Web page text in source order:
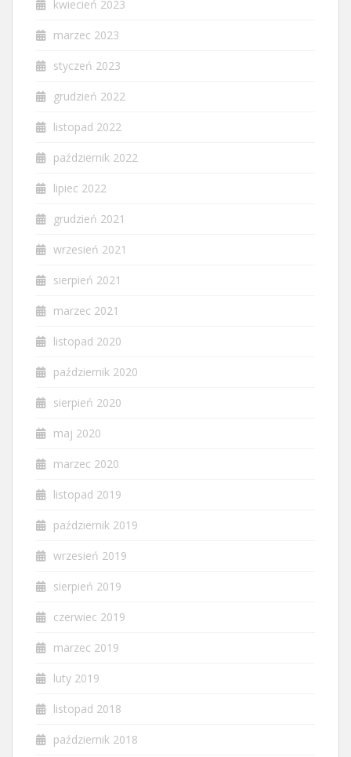
kwiecień 2023
marzec 2023
styczeń 2023
grudzień 2022
listopad 2022
październik 2022
lipiec 2022
grudzień 2021
wrzesień 2021
sierpień 2021
marzec 2021
listopad 2020
październik 2020
sierpień 2020
maj 2020
marzec 2020
listopad 2019
październik 2019
wrzesień 2019
sierpień 2019
czerwiec 2019
marzec 2019
luty 2019
listopad 2018
październik 2018